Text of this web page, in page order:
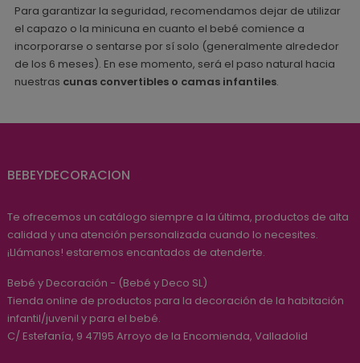
Para garantizar la seguridad, recomendamos dejar de utilizar
el capazo o la minicuna en cuanto el bebé comience a
incorporarse o sentarse por sí solo (generalmente alrededor
de los 6 meses). En ese momento, será el paso natural hacia
nuestras cunas convertibles o camas infantiles.
BEBEYDECORACION
Te ofrecemos un catálogo siempre a la última, productos de alta
calidad y una atención personalizada cuando lo necesites.
¡Llámanos! estaremos encantados de atenderte.
Bebé y Decoración - (Bebé y Deco SL)
Tienda online de productos para la decoración de la habitación
infantil/juvenil y para el bebé.
C/ Estefanía, 9 47195 Arroyo de la Encomienda, Valladolid